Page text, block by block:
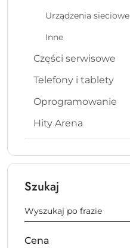
Urządzenia sieciowe
Inne
Części serwisowe
Telefony i tablety
Oprogramowanie
Hity Arena
Szukaj
Cena